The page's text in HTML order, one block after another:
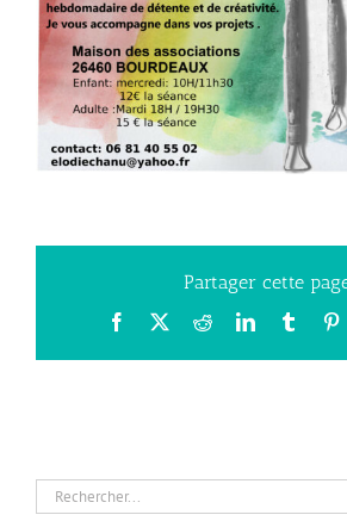
maison
des
associations
de
Bourdeaux
Partager cette
Facebook
X RedditLinkedInTumblr
Rechercher: